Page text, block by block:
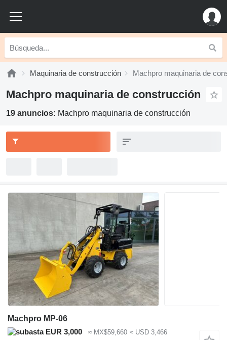
Maquinaria de construcción Machpro maquinaria de
Machpro maquinaria de construcción
19 anuncios: Machpro maquinaria de construcción
Machpro MP-06
EUR 3,000
≈ MX$59,660 ≈ USD 3,466